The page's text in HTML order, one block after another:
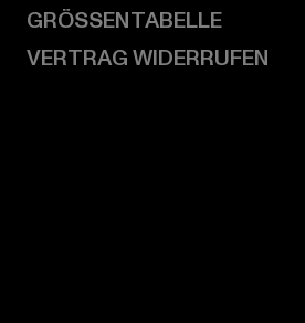
GRÖSSENTABELLE
VERTRAG WIDERRUFEN